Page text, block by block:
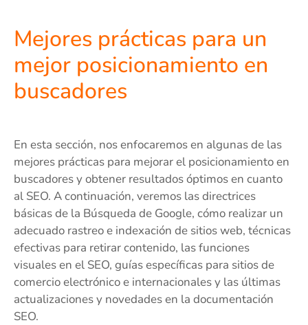
Mejores prácticas para un
mejor posicionamiento en
buscadores
En esta sección, nos enfocaremos en algunas de las
mejores prácticas para mejorar el posicionamiento en
buscadores y obtener resultados óptimos en cuanto
al SEO. A continuación, veremos las directrices
básicas de la Búsqueda de Google, cómo realizar un
adecuado rastreo e indexación de sitios web, técnicas
efectivas para retirar contenido, las funciones
visuales en el SEO, guías específicas para sitios de
comercio electrónico e internacionales y las últimas
actualizaciones y novedades en la documentación
SEO.